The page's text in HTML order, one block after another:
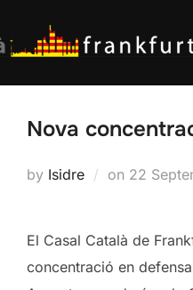
to
content
Nova
by Isidre on Posted
22
El Casal Català de
concentració en